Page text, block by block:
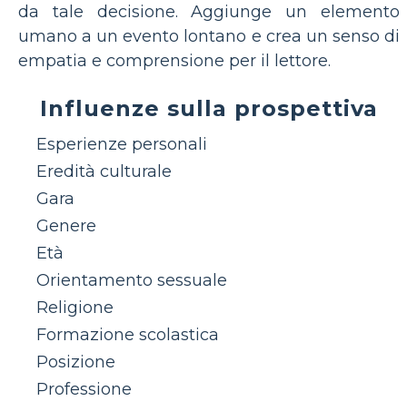
da tale decisione. Aggiunge un elemento
umano a un evento lontano e crea un senso di
empatia e comprensione per il lettore.
Influenze sulla prospettiva
Esperienze personali
Eredità culturale
Gara
Genere
Età
Orientamento sessuale
Religione
Formazione scolastica
Posizione
Professione